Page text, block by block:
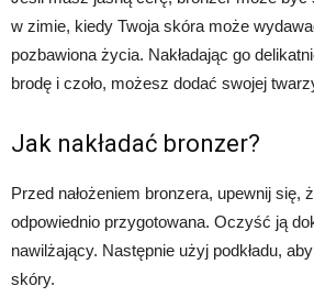
w zimie, kiedy Twoja skóra może
pozbawiona życia. Nakładając go
brodę i czoło, możesz dodać swojej
Jak nakładać bronzer?
Przed nałożeniem bronzera, upewnij się,
odpowiednio przygotowana. Oczyść ją
nawilżający. Następnie użyj podkładu,
skóry.